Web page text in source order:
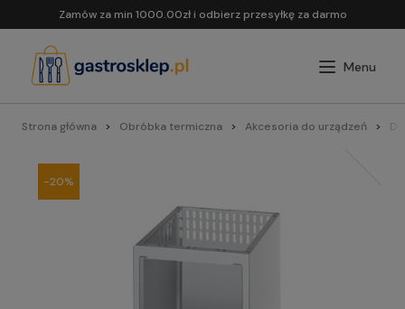
Zamów za min 1000.00zł i odbierz przesyłkę za darmo
Strona główna Obróbka termiczna Akcesoria do urządzeń
-20%